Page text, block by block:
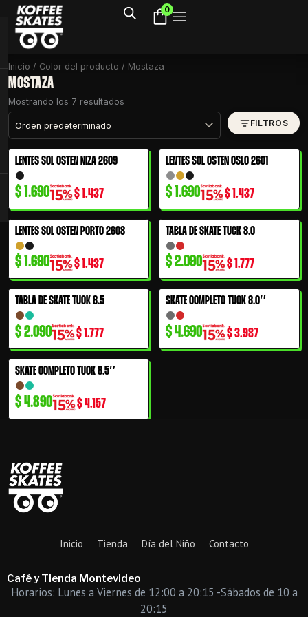
contenido
0
Inicio / Color del producto / Mostaza
MOSTAZA
Mostrando los 7 resultados
FILTROS
LENTES SOL OSTEN NIZA 2609
$1.690 $1.437
LENTES SOL OSTEN OSLO 2601
$1.690 $1.437
LENTES SOL OSTEN PORTO 2608
$ 1.690 $1.437
TABLA DE SKATE TUCK 8.0
$2.090 $1.777
TABLA DE SKATE TUCK 8.5
$2.090 $ 1.777
SKATE COMPLETO TUCK 8.0″
$4.690 $3.987
SKATE COMPLETO TUCK 8.5″
$4.890 $4.157
Inicio Tienda Día del Niño Contacto
Café y Tienda Montevideo
Horarios: Lunes a Viernes de 12:00 a 20:15 -Sábados de 10 a
20:15